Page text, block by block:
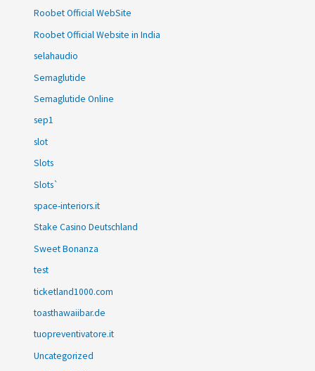
Roobet Official WebSite
Roobet Official Website in India
selahaudio
Semaglutide
Semaglutide Online
sep1
slot
Slots
Slots`
space-interiors.it
Stake Casino Deutschland
Sweet Bonanza
test
ticketland1000.com
toasthawaiibar.de
tuopreventivatore.it
Uncategorized